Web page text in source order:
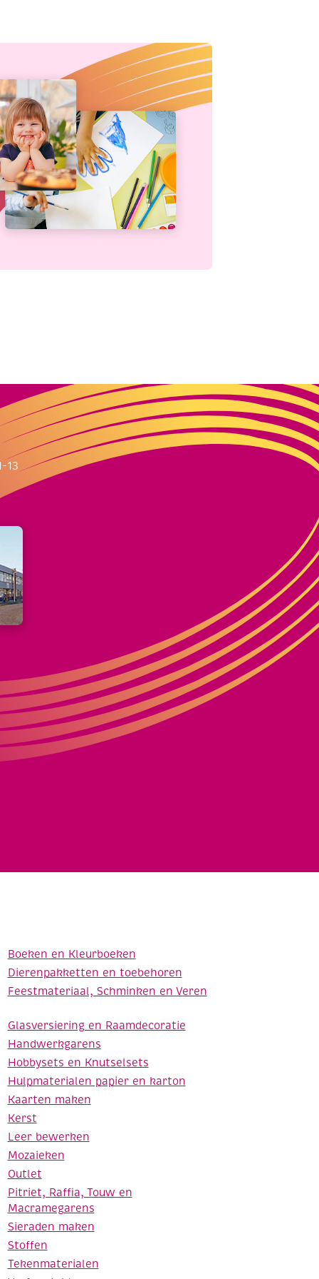
13
Boeken en Kleurboeken
Dierenpakketten en toebehoren
Feestmateriaal, Schminken en Veren
Glasversiering en Raamdecoratie
Handwerkgarens
Hobbysets en Knutselsets
Hulpmaterialen papier en karton
Kaarten maken
Kerst
Leer bewerken
Mozaieken
Outlet
Pitriet, Raffia, Touw en
Macramegarens
Sieraden maken
Stoffen
Tekenmaterialen